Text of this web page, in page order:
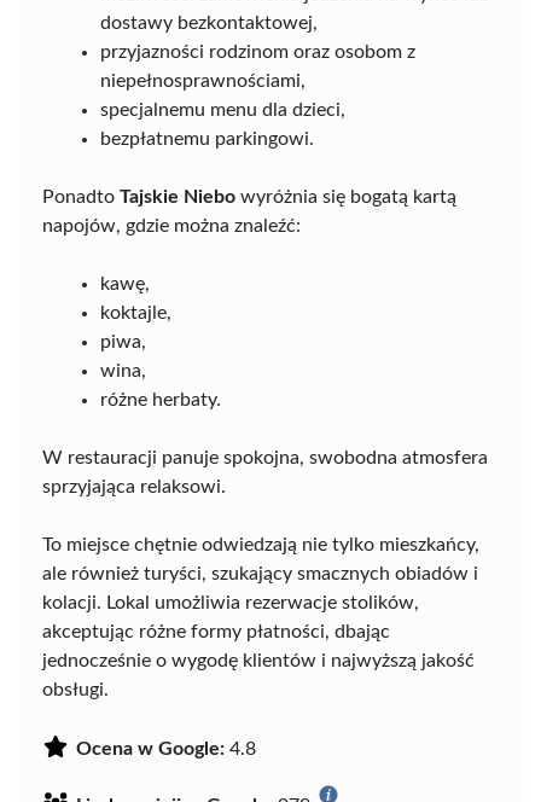
dostawy bezkontaktowej,
przyjazności rodzinom oraz osobom z
niepełnosprawnościami,
specjalnemu menu dla dzieci,
bezpłatnemu parkingowi.
Ponadto Tajskie Niebo wyróżnia się bogatą kartą
napojów, gdzie można znaleźć:
kawę,
koktajle,
piwa,
wina,
różne herbaty.
W restauracji panuje spokojna, swobodna atmosfera
sprzyjająca relaksowi.
To miejsce chętnie odwiedzają nie tylko mieszkańcy,
ale również turyści, szukający smacznych obiadów i
kolacji. Lokal umożliwia rezerwacje stolików,
akceptując różne formy płatności, dbając
jednocześnie o wygodę klientów i najwyższą jakość
obsługi.
Ocena w Google: 4.8